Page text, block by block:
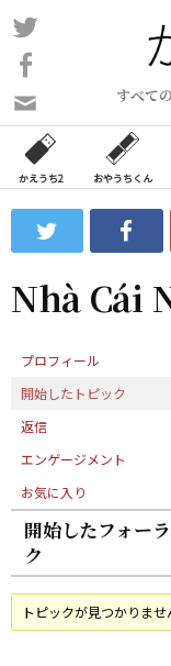
コ
ン
ン
ツ
ス
ッ
プ
すべて
い
合
わ
フ
ォ
ム
かえうち2 おやうちくん
Nhà Cái
プロフィール
開始したトピック
返信
エンゲージメント
お気に入り
開始したフォー
ク
トピックが見つかりませ